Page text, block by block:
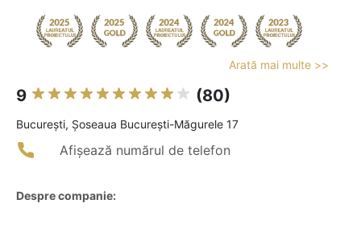
Arată mai multe >>
9 (80)
Bucureşti, Șoseaua București-Măgurele 17
Afișează numărul de telefon
Despre companie: